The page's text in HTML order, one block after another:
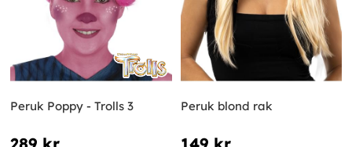
Peruk Poppy - Trolls 3 Peruk blond rak